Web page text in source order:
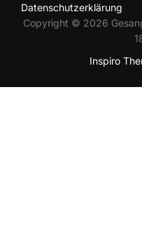
Datenschutzerklärung
Copyright © 2026
Inspiro